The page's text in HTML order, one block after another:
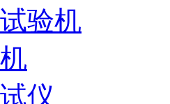
验机
仪